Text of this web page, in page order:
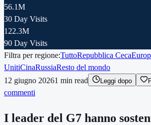
56.1M
30 Day Visits
122.3M
90 Day Visits
Filtra per regione:TuttoRepubblica Ceca
UnitiCinaRussiaResto del mondo
12 giugno 20261 min read Leggi dopo
commenti
I leader del G7 hanno